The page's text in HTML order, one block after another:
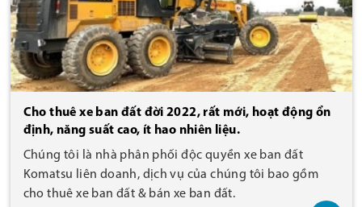
Cho thuê xe ban đất đời 2022, rất mới, hoạt động ổn
định, năng suất cao, ít hao nhiên liệu.
Chúng tôi là nhà phân phối độc quyền xe ban đất
Komatsu liên doanh, dịch vụ của chúng tôi bao gồm
cho thuê xe ban đất & bán xe ban đất.